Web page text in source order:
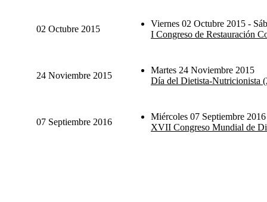
02 Octubre 2015
Viernes 02 Octubre 2015 -
I Congreso de Restauración
24 Noviembre 2015
Martes 24 Noviembre 2015
Día del Dietista-Nutricionista
07 Septiembre 2016
Miércoles 07 Septiembre
XVII Congreso Mundial de